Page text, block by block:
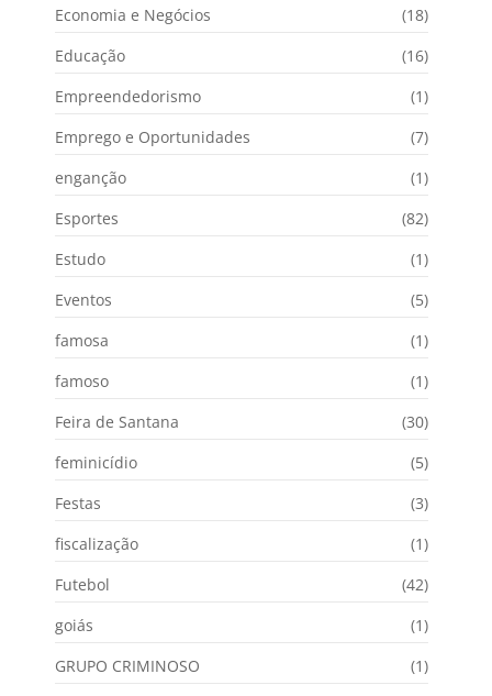
Economia e Negócios
(18)
Educação
(16)
Empreendedorismo
(1)
Emprego e Oportunidades
(7)
enganção
(1)
Esportes
(82)
Estudo
(1)
Eventos
(5)
famosa
(1)
famoso
(1)
Feira de Santana
(30)
feminicídio
(5)
Festas
(3)
fiscalização
(1)
Futebol
(42)
goiás
(1)
GRUPO CRIMINOSO
(1)